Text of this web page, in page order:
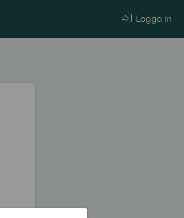
Logga in